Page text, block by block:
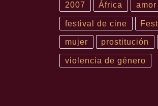
2007 África amor
festival de cine
mujer prostitución
violencia de género